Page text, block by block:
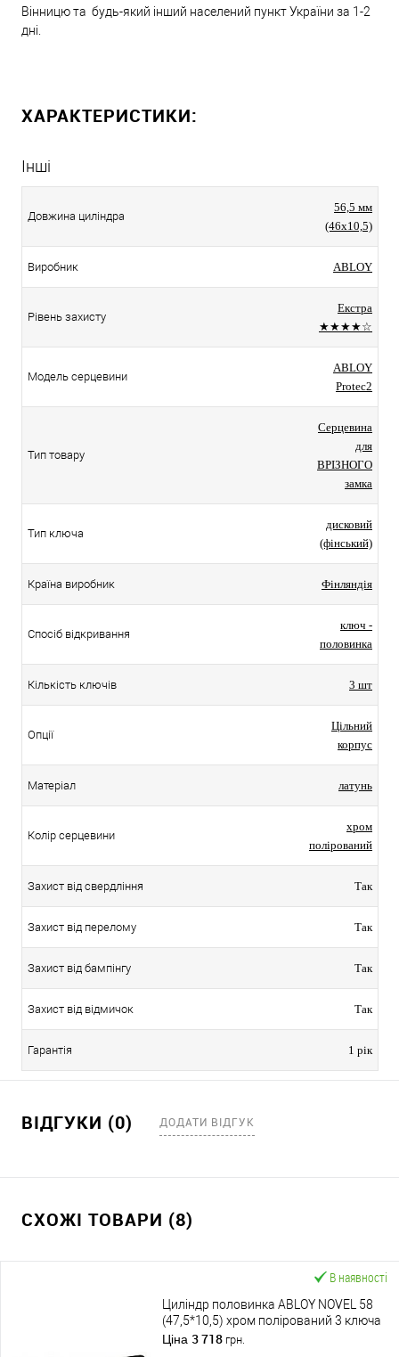
Вінницю та будь-який інший населений пункт України за 1-2
дні.
ХАРАКТЕРИСТИКИ:
Інші
Довжина циліндра
56,5 мм
(46x10,5)
Виробник ABLOY
Рівень захисту
Екстра
★★★★☆
Модель серцевини
ABLOY
Protec2
Тип товару
Серцевина
для
ВРІЗНОГО
замка
Тип ключа
дисковий
(фінський)
Країна виробник Фінляндія
Спосіб відкривання
ключ -
половинка
Кількість ключів 3 шт
Опції
Цільний
корпус
Матеріал латунь
Колір серцевини
хром
полірований
Захист від свердління Так
Захист від перелому Так
Захист від бампінгу Так
Захист від відмичок Так
Гарантія 1 рік
ВІДГУКИ (0) ДОДАТИ ВІДГУК
СХОЖІ ТОВАРИ (8)
В наявності
Циліндр половинка ABLOY NOVEL 58
(47,5*10,5) хром полірований 3 ключа
Ціна 3 718 грн.